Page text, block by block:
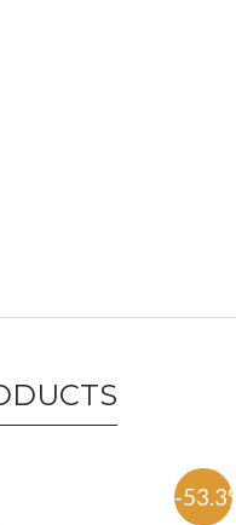
-53.3%